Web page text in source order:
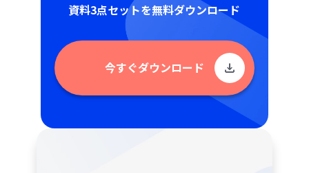
資料3点セットを無料ダウンロード
今すぐダウンロード